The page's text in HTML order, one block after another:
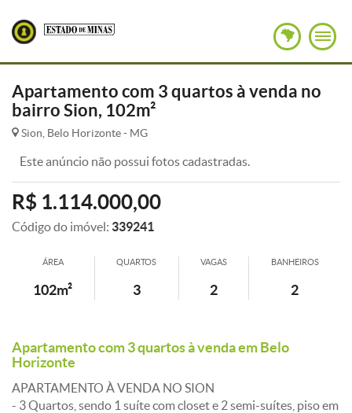
Apartamento com 3 quartos à venda no
bairro Sion, 102m²
Sion, Belo Horizonte - MG
Este anúncio não possui fotos cadastradas.
R$ 1.114.000,00
Código do imóvel: 339241
ÁREA
102m²
QUARTOS
3
VAGAS
2
BANHEIROS
2
Apartamento com 3 quartos à venda em Belo
Horizonte
APARTAMENTO À VENDA NO SION
- 3 Quartos, sendo 1 suíte com closet e 2 semi-suítes, piso em